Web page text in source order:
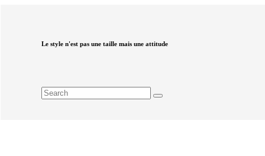
Le style n'est pas une taille mais une attitude